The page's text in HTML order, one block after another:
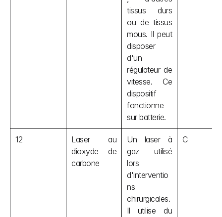
tissus durs
ou de tissus
mous. Il peut
disposer
d'un
régulateur de
vitesse. Ce
dispositif
fonctionne
sur batterie.
12
Laser au
dioxyde de
carbone
Un laser à
gaz utilisé
lors
d'interventio
ns
chirurgicales.
Il utilise du
C